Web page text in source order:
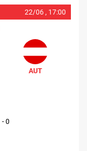
22/06 , 17:00
AUT
- 0